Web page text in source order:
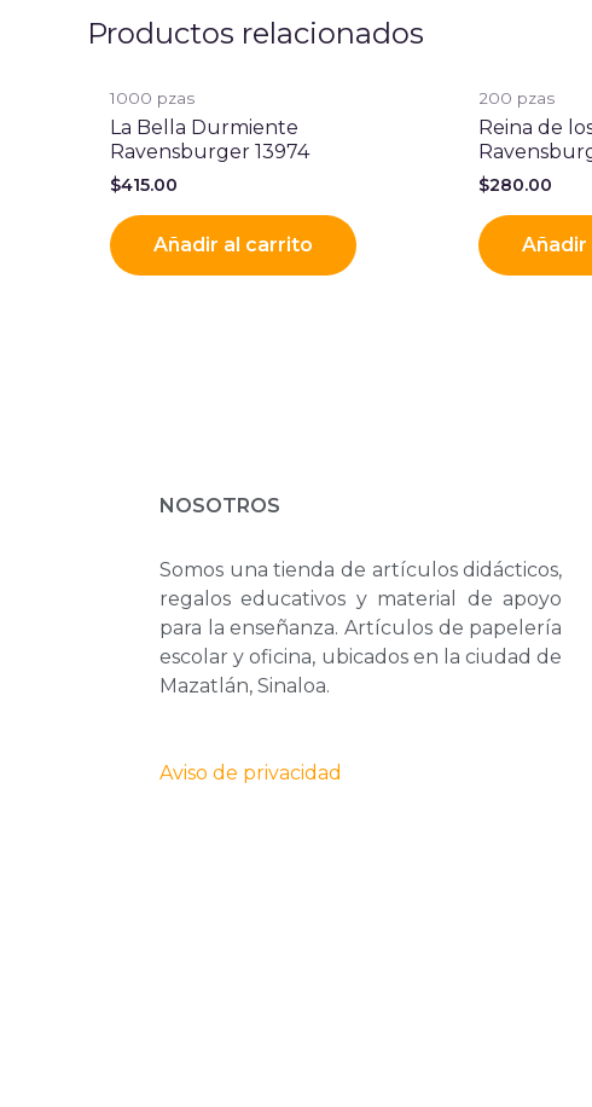
Productos relacionados
1000 pzas
La Bella Durmiente
Ravensburger 13974
$415.00
Añadir al carrito
200 pzas
Reina de
$280.00
NOSOTROS
Somos una tienda de artículos didácticos,
regalos educativos y material de apoyo
para la enseñanza. Artículos de papelería
escolar y oficina, ubicados en la ciudad de
Mazatlán, Sinaloa.
Aviso de privacidad